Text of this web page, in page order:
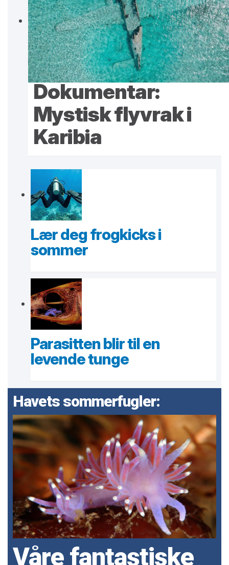
Dokumentar:
Mystisk flyvrak i
Karibia
Lær deg frogkicks i
sommer
Parasitten blir til en
levende tunge
Havets sommerfugler:
Våre fantastiske